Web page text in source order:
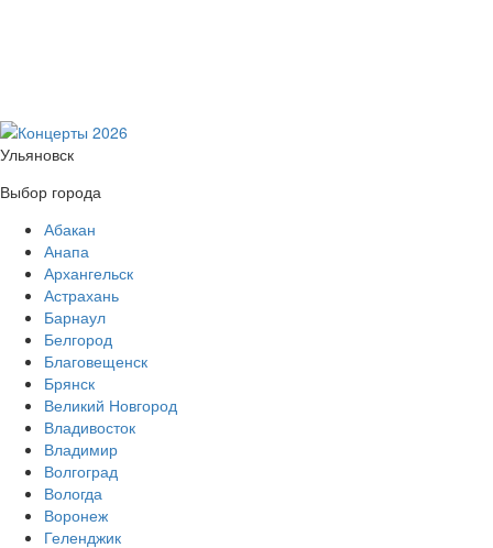
Ульяновск
Выбор города
Абакан
Анапа
Архангельск
Астрахань
Барнаул
Белгород
Благовещенск
Брянск
Великий Новгород
Владивосток
Владимир
Волгоград
Вологда
Воронеж
Геленджик